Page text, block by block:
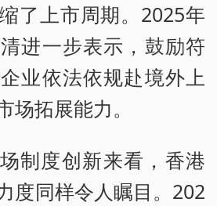
了上市周期。2025年
进一步表示，鼓励符
业依法依规赴境外上
场拓展能力。
制度创新来看，香港
度同样令人瞩目。202